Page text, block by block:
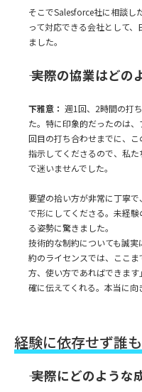
そこでSalesforce社に相談し
って対応できる会社として
ました。
―― 実際の協業はど
下雅意： 週1回、2時間の打
た。特に印象的だったのは
回目の打ち合わせまでに、
指示してくださるので、私
で迷いませんでした。
要望の拾い方が非常に丁寧
で形にしてくださる。未経
る姿勢に驚きました。
技術的な制約についても誠
約のライセンスでは、ここ
方、使い方であればできま
確に伝えてくれる。本当に向
経験に依存せず誰
―― 実際にどのよう